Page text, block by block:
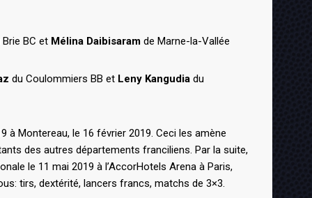
Brie BC et Mélina Daibisaram de Marne-la-Vallée
du Coulommiers BB et Leny Kangudia du
à Montereau, le 16 février 2019. Ceci les amène
des autres départements franciliens. Par la suite,
le 11 mai 2019 à l’AccorHotels Arena à Paris,
tirs, dextérité, lancers francs, matchs de 3×3.